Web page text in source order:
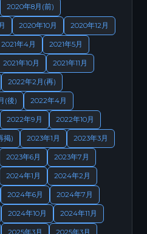
2020年8月(前)
2020年10月 2020年12月
2021年4月 2021年5月
2021年10月 2021年11月
2022年2月(再)
(後) 2022年4月
2022年9月 2022年10月
掲) 2023年1月 2023年3月
2023年6月 2023年7月
2024年1月 2024年2月
2024年6月 2024年7月
2024年10月 2024年11月
2025年3月 2025年3月